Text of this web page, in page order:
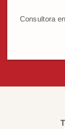
Consultora